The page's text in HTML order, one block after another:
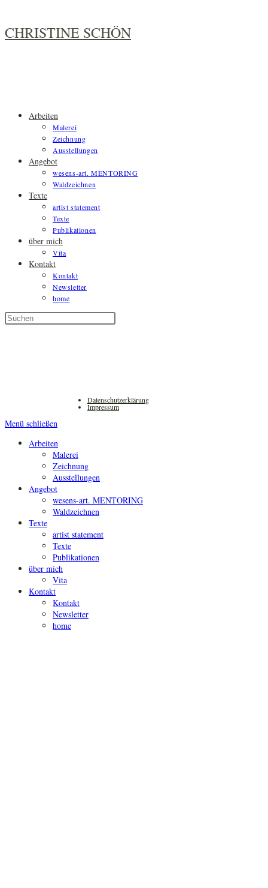
springen
CHRISTINE SCHÖN
Arbeiten
Malerei
Zeichnung
Ausstellungen
Angebot
wesens-art. MENTORING
Waldzeichnen
Texte
artist statement
Texte
Publikationen
über mich
Vita
Kontakt
Kontakt
Newsletter
home
Diese
Website
Press
Datenschutzerklärung
Impressum
Menü schließen
Arbeiten
Malerei
Zeichnung
Ausstellungen
Angebot
wesens-art. MENTORING
Waldzeichnen
Texte
artist statement
Texte
Publikationen
über mich
Vita
Kontakt
Kontakt
Newsletter
home